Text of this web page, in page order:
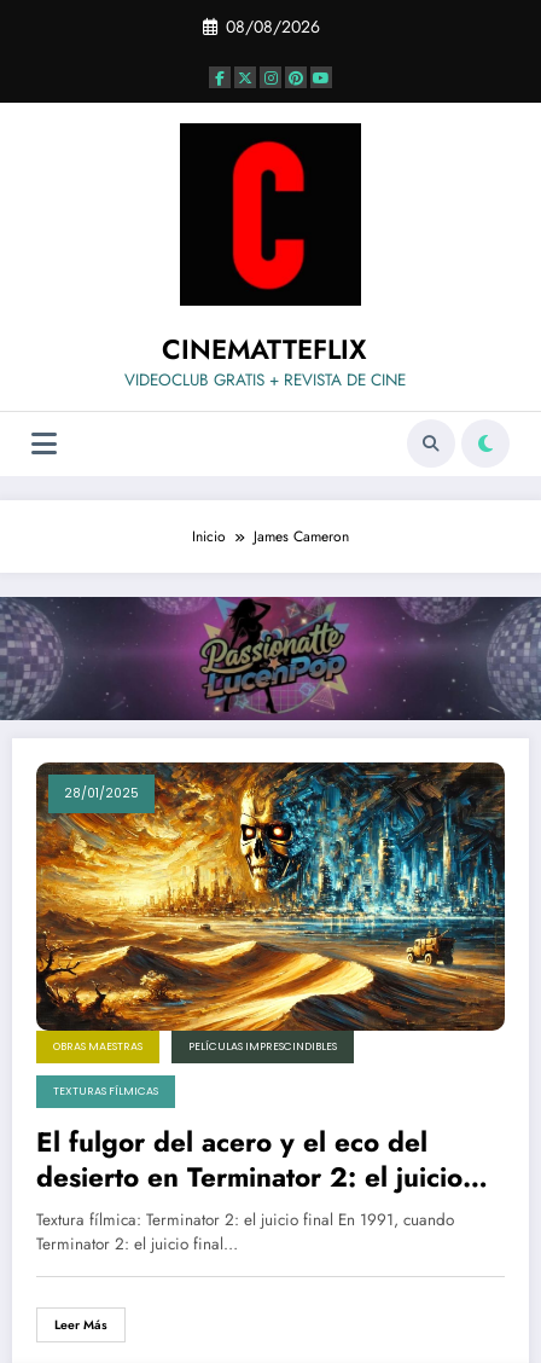
08/08/2026
CINEMATTEFLIX
VIDEOCLUB GRATIS + REVISTA DE CINE
Inicio James Cameron
28/01/2025
OBRAS MAESTRAS PELÍCULAS IMPRESCINDIBLES
TEXTURAS FÍLMICAS
El fulgor del acero y el eco del
desierto en Terminator 2: el juicio
final
Textura fílmica: Terminator 2: el juicio final En 1991, cuando
Terminator 2: el juicio final…
Leer Más